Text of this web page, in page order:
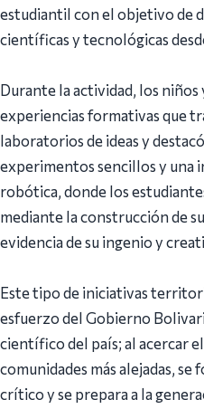
estudiantil con el objetivo de
científicas y tecnológicas
Durante la actividad, los
experiencias formativas que
laboratorios de ideas y
experimentos sencillos y una
robótica, donde los
mediante la construcción de
evidencia de su ingenio y
Este tipo de iniciativas
esfuerzo del Gobierno
científico del país; al acercar
comunidades más alejadas,
crítico y se prepara a la